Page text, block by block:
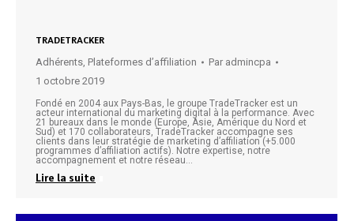
TRADETRACKER
Adhérents Plateformes d’affiliation Par admincpa
1 octobre 2019
Fondé en 2004 aux Pays-Bas, le groupe TradeTracker est un
acteur international du marketing digital à la performance. Avec
21 bureaux dans le monde (Europe, Asie, Amérique du Nord et
Sud) et 170 collaborateurs, TradeTracker accompagne ses
clients dans leur stratégie de marketing d’affiliation (+5.000
programmes d’affiliation actifs). Notre expertise, notre
accompagnement et notre réseau…
Lire la suite